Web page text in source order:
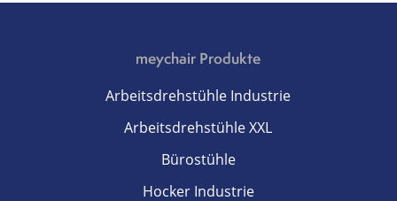
meychair Produkte
Arbeitsdrehstühle Industrie
Arbeitsdrehstühle XXL
Bürostühle
Hocker Industrie